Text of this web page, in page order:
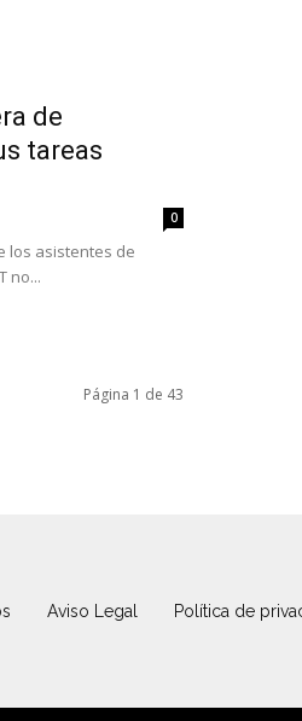
de
tareas
0
los asistentes de
no...
Página 1 de 43
Aviso Legal Política de